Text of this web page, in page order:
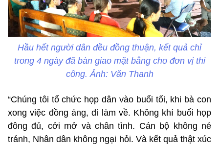
Hầu hết người dân đều đồng thuận, kết quả chỉ
trong 4 ngày đã bàn giao mặt bằng cho đơn vị thi
công. Ảnh: Văn Thanh
“Chúng tôi tổ chức họp dân vào buổi tối, khi bà con
xong việc đồng áng, đi làm về. Không khí buổi họp
đông đủ, cởi mở và chân tình. Cán bộ không né
tránh, Nhân dân không ngại hỏi. Và kết quả thật xúc